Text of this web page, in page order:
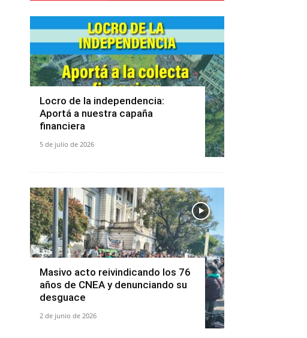
Locro de la independencia:
Aportá a nuestra capaña
financiera
5 de julio de 2026
Masivo acto reivindicando los 76
años de CNEA y denunciando su
desguace
2 de junio de 2026